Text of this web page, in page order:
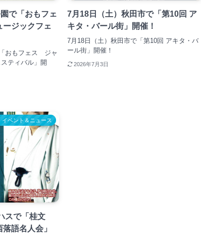
で「おもフェ
ジックフェ
おもフェス ジャ
ティバル」開
7月18日（土）秋田市で「第10回 ア
キタ・バール街」開催！
7月18日（土）秋田市で「第10回 アキタ・バ
ール街」開催！
2026年7月3日
イベント＆ニュース
スで「桂文
語名人会」